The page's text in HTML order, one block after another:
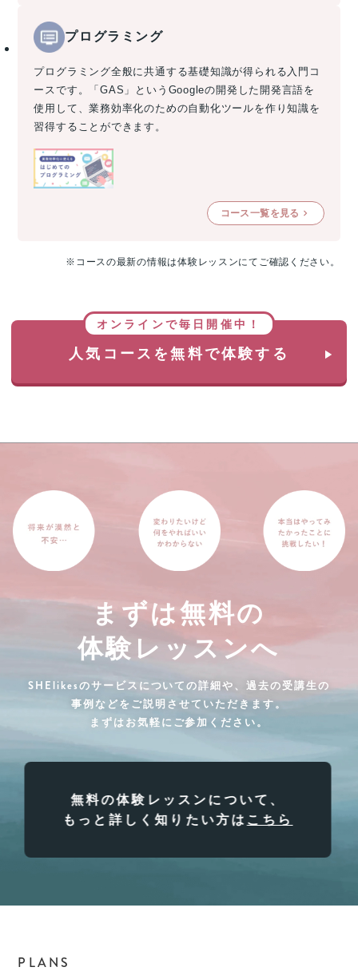
プログラミング
プログラミング全般に共通する基礎知識が得られる入門コ
ースです。「GAS」というGoogleの開発した開発言語を
使用して、業務効率化のための自動化ツールを作り知識を
習得することができます。
コース一覧を見る
※コースの最新の情報は体験レッスンにてご確認ください。
オンラインで毎日開催中！
人気コースを無料で体験する
まずは無料の
体験レッスンへ
SHElikesのサービスについての詳細や、過去の受講生の
事例などをご説明させていただきます。
まずはお気軽にご参加ください。
無料の体験レッスンについて、
もっと詳しく知りたい方はこちら
PLANS